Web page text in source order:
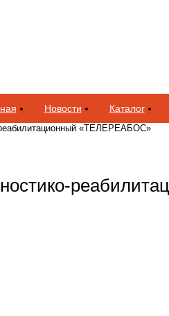
Новости Каталог
реабилитационный «ТЕЛЕРЕАБОС»